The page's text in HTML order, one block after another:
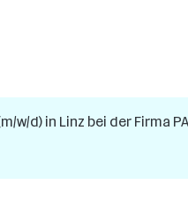
w/d) in Linz bei der Firma